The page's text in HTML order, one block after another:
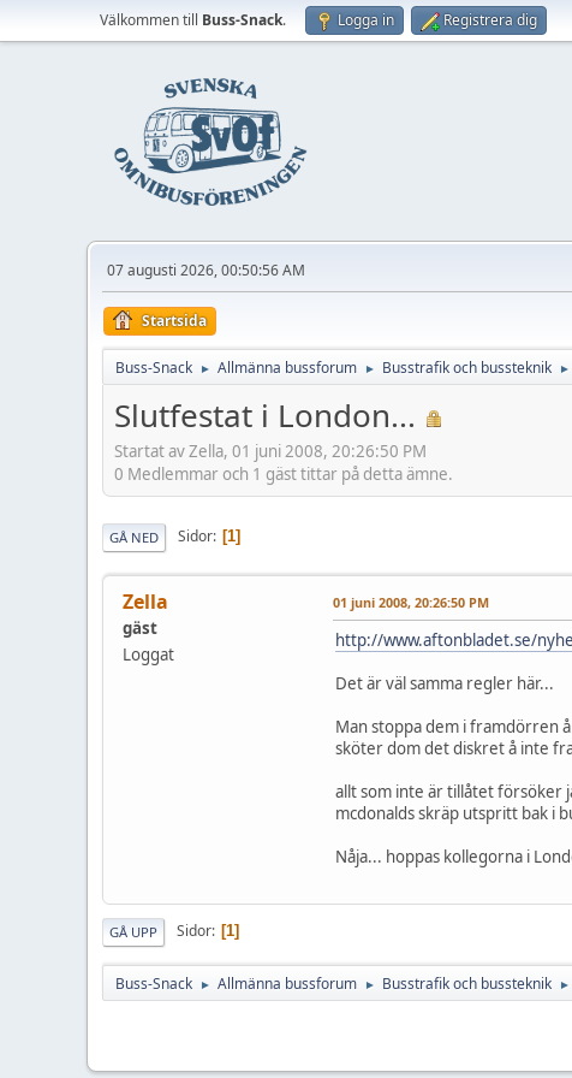
Välkommen till Buss-Snack. Logga in Registrera dig
07 augusti 2026, 00:50:56 AM
Startsida
Buss-Snack ► Allmänna bussforum ► Busstrafik och bussteknik ►
Slutfestat i London...
Startat av Zella, 01 juni 2008, 20:26:50 PM
0 Medlemmar och 1 gäst tittar på detta ämne.
GÅ NED Sidor 1
Zella
gäst
Loggat
01 juni 2008, 20:26:50 PM
http://www.aftonbladet.se/
Det är väl samma regler här...
Man stoppa dem i framdörren
sköter dom det diskret å inte
allt som inte är tillåtet försöker
mcdonalds skräp utspritt bak i
Nåja... hoppas kollegorna i
GÅ UPP Sidor 1
Buss-Snack ► Allmänna bussforum ► Busstrafik och bussteknik ►